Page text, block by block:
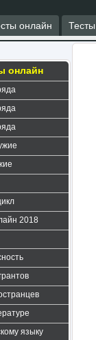
онлайн
онлайн
2018
языку